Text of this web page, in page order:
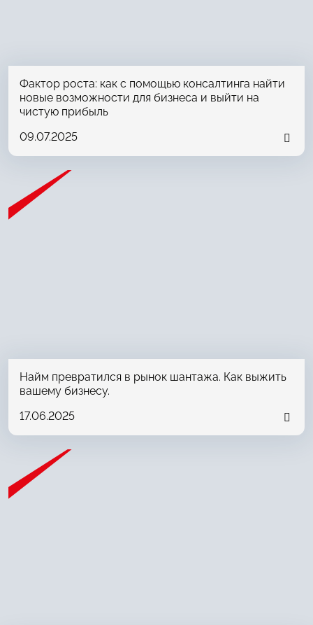
Фактор роста: как с помощью консалтинга найти
новые возможности для бизнеса и выйти на
чистую прибыль
09.07.2025
Найм превратился в рынок шантажа. Как выжить
вашему бизнесу.
17.06.2025